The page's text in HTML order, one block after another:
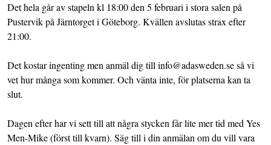
Det hela går av stapeln kl 18:00 den 5 februari i stora salen på
Pustervik på Järntorget i Göteborg. Kvällen avslutas strax efter
21:00.
Det kostar ingenting men anmäl dig till info@adasweden.se så vi
vet hur många som kommer. Och vänta inte, för platserna kan ta
slut.
Dagen efter har vi sett till att några stycken får lite mer tid med Yes
Men-Mike (först till kvarn). Säg till i din anmälan om du vill vara